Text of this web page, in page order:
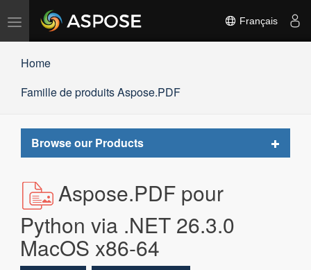
Basculer
Français
Home
Famille de produits Aspose.PDF
Browse our Products
Toggle
Aspose.PDF pour
Python via .NET 26.3.0
MacOS x86-64